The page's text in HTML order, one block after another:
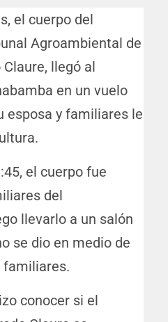
el cuerpo del
Agroambiental de
llegó al
en un vuelo
esposa y familiares le
el cuerpo fue
del
llevarlo a un salón
se dio en medio de
familiares.
conocer si el